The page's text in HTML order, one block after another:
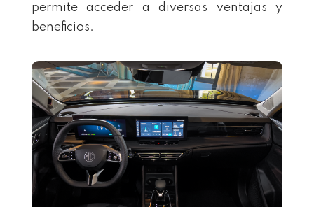
permite acceder a diversas ventajas y
beneficios.